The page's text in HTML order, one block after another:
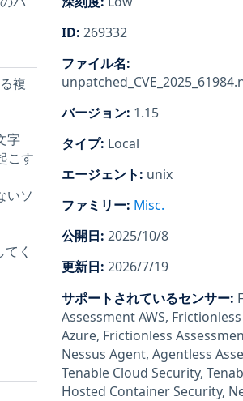
複
字
こす
いソ
く
ID: 269332
ファイル名:
バージョン: 1.15
タイプ: Local
エージェント: unix
ファミリー: Misc.
公開日: 2025/10/8
更新日: 2026/7/19
サポートされているセンサー:
Assessment AWS,
Azure, Frictionless
Nessus Agent, Agentless
Tenable Cloud Security,
Hosted Container Security,